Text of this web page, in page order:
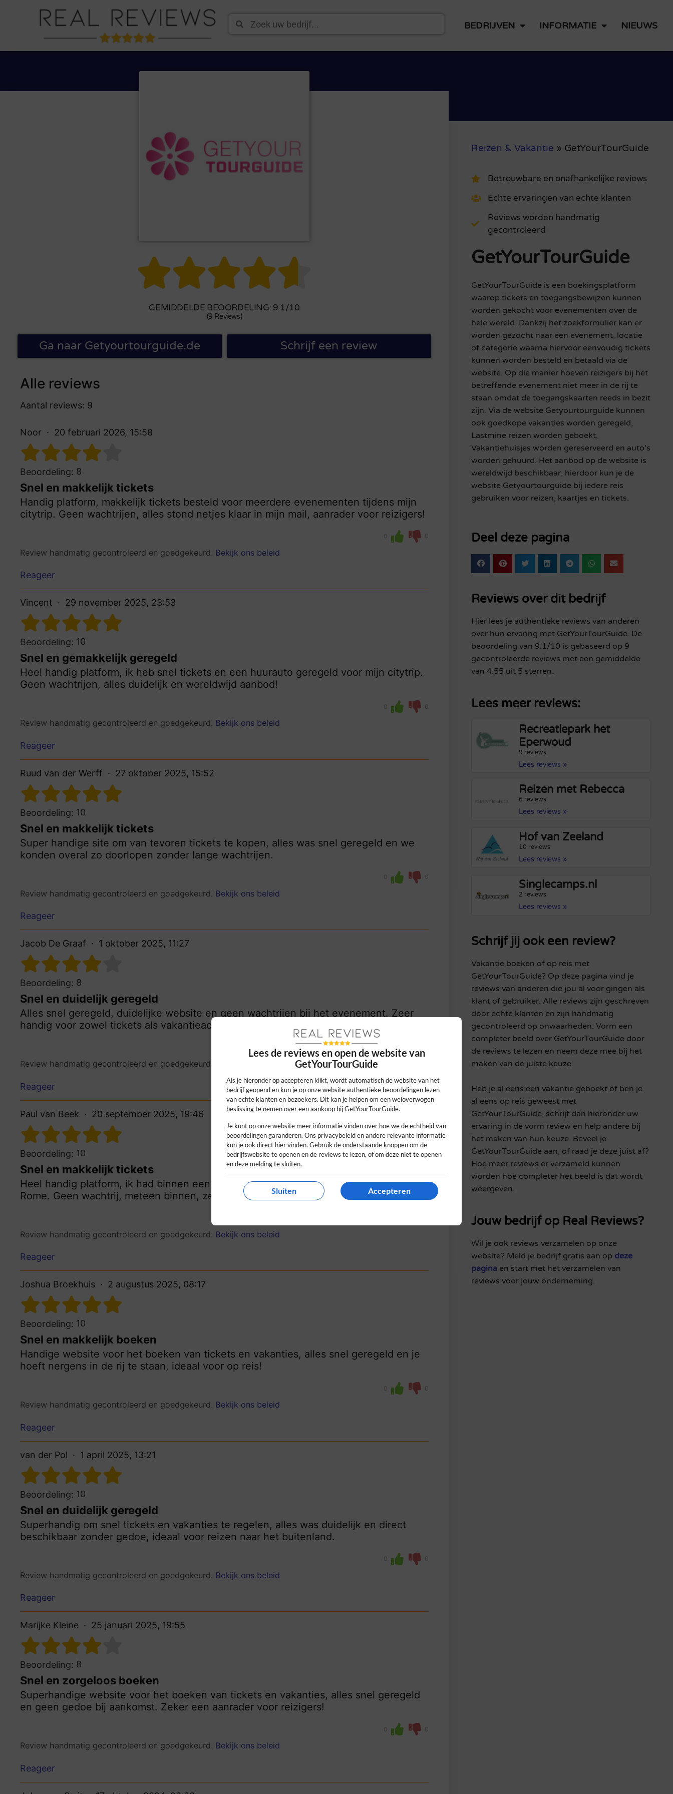
BEDRIJVEN INFORMATIE NIEUWS

GEMIDDELDE BEOORDELING: 9.1/10
(9 Reviews)
Ga naar Getyourtourguide.de Schrijf een review
Alle reviews
Aantal reviews: 9
Noor 20 februari 2026, 15:58
Beoordeling: 8
Snel en makkelijk tickets
Handig platform, makkelijk tickets besteld voor meerdere evenementen tijdens mijn
citytrip. Geen wachtrijen, alles stond netjes klaar in mijn mail, aanrader voor reizigers!
0 0
Review handmatig gecontroleerd en goedgekeurd. Bekijk ons beleid
Reageer
Vincent 29 november 2025, 23:53
Beoordeling: 10
Snel en gemakkelijk geregeld
Heel handig platform, ik heb snel tickets en een huurauto geregeld voor mijn citytrip.
Geen wachtrijen, alles duidelijk en wereldwijd aanbod!
0 0
Review handmatig gecontroleerd en goedgekeurd. Bekijk ons beleid
Reageer
Ruud van der Werff 27 oktober 2025, 15:52
Beoordeling: 10
Snel en makkelijk tickets
Super handige site om van tevoren tickets te kopen, alles was snel geregeld en we
konden overal zo doorlopen zonder lange wachtrijen.
0 0
Review handmatig gecontroleerd en goedgekeurd. Bekijk ons beleid
Reageer
Jacob De Graaf 1 oktober 2025, 11:27
Beoordeling: 8
Snel en duidelijk geregeld
Alles snel geregeld, duidelijke website en geen wachtrijen bij het evenement. Zeer
handig voor zowel tickets als vakantieaccommodaties en autohuur wereldwijd!
0
Review handmatig gecontroleerd en goedgekeurd.
Reageer
Paul van Beek 20 september 2025, 19:46
Beoordeling: 10
Snel en makkelijk tickets
Heel handig platform, ik had binnen een paar minuten tickets voor een evenement in
Rome. Geen wachtrij, meteen binnen, zeker aan te raden!
Review handmatig gecontroleerd en goedgekeurd. Bekijk ons beleid
Reageer
Joshua Broekhuis 2 augustus 2025, 08:17
Beoordeling: 10
Snel en makkelijk boeken
Handige website voor het boeken van tickets en vakanties, alles snel geregeld en je
hoeft nergens in de rij te staan, ideaal voor op reis!
0 0
Review handmatig gecontroleerd en goedgekeurd. Bekijk ons beleid
Reageer
van der Pol 1 april 2025, 13:21
Beoordeling: 10
Snel en duidelijk geregeld
Superhandig om snel tickets en vakanties te regelen, alles was duidelijk en direct
beschikbaar zonder gedoe, ideaal voor reizen naar het buitenland.
0 0
Review handmatig gecontroleerd en goedgekeurd. Bekijk ons beleid
Reageer
Marijke Kleine 25 januari 2025, 19:55
Beoordeling: 8
Snel en zorgeloos boeken
Superhandige website voor het boeken van tickets en vakanties, alles snel geregeld
en geen gedoe bij aankomst. Zeker een aanrader voor reizigers!
0 0
Review handmatig gecontroleerd en goedgekeurd. Bekijk ons beleid
Reageer
Reizen & Vakantie » GetYourTourGuide
Betrouwbare en onafhankelijke reviews
Echte ervaringen van echte klanten
Reviews worden handmatig
gecontroleerd
GetYourTourGuide
GetYourTourGuide is een boekingsplatform
waarop tickets en toegangsbewijzen kunnen
worden gekocht voor evenementen over de
hele wereld. Dankzij het zoekformulier kan er
worden gezocht naar een evenement, locatie
of categorie waarna hiervoor eenvoudig tickets
kunnen worden besteld en betaald via de
website. Op die manier hoeven reizigers bij het
betreffende evenement niet meer in de rij te
staan omdat de toegangskaarten reeds in bezit
zijn. Via de website Getyourtourguide kunnen
ook goedkope vakanties worden geregeld,
Lastmine reizen worden geboekt,
Vakantiehuisjes worden gereserveerd en auto’s
worden gehuurd. Het aanbod op de website is
wereldwijd beschikbaar, hierdoor kun je de
website Getyourtourguide bij iedere reis
gebruiken voor reizen, kaartjes en tickets.
Deel deze pagina
Reviews over dit bedrijf
Hier lees je authentieke reviews van anderen
over hun ervaring met GetYourTourGuide. De
beoordeling van 9.1/10 is gebaseerd op 9
gecontroleerde reviews met een gemiddelde
van 4.55 uit 5 sterren.
Lees meer reviews:
Recreatiepark het
Eperwoud
9 reviews
Lees reviews »
Reizen met Rebecca
6 reviews
Lees reviews »
Hof van Zeeland
10 reviews
Lees reviews »
Singlecamps.nl
2 reviews
Lees reviews »
Schrijf jij ook een review?
Vakantie boeken of op reis met
GetYourTourGuide? Op deze pagina vind je
reviews van anderen die jou al voor gingen als
klant of gebruiker. Alle reviews zijn geschreven
door echte klanten en zijn handmatig
gecontroleerd op onwaarheden. Vorm een
completer beeld over GetYourTourGuide door
de reviews te lezen en neem deze mee bij het
maken van de juiste keuze.
Heb je al eens een vakantie geboekt of ben je
al eens op reis geweest met
GetYourTourGuide, schrijf dan hieronder uw
ervaring in de vorm review en help andere bij
het maken van hun keuze. Beveel je
GetYourTourGuide aan, of raad je deze juist af?
Hoe meer reviews er verzameld kunnen
worden hoe completer het beeld is dat wordt
weergeven.
Jouw bedrijf op Real Reviews?
Wil je ook reviews verzamelen op onze
website? Meld je bedrijf gratis aan op deze
paginaen start met het verzamelen van
reviews voor jouw onderneming.
Lees de reviews en open de website van
GetYourTourGuide
Als je hieronder op accepteren klikt, wordt automatisch de website van het
bedrijf geopend en kun je op onze website authentieke beoordelingen lezen
van echte klanten en bezoekers. Dit kan je helpen om een weloverwogen
beslissing te nemen over een aankoop bij GetYourTourGuide.
Je kunt op onze website meer informatie vinden over hoe we de echtheid van
beoordelingen garanderen. Ons privacybeleid en andere relevante informatie
kun je ook direct hier vinden. Gebruik de onderstaande knoppen om de
bedrijfswebsite te openen en de reviews te lezen, of om deze niet te openen
en deze melding te sluiten.
Sluiten Accepteren